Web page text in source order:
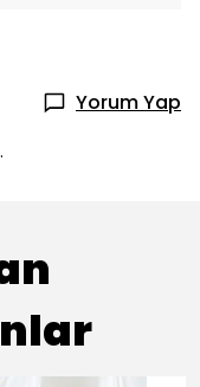
Yorum Yap